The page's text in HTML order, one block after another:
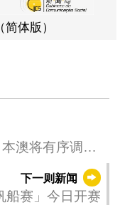
体版）
下一则新闻
船赛」今日开赛